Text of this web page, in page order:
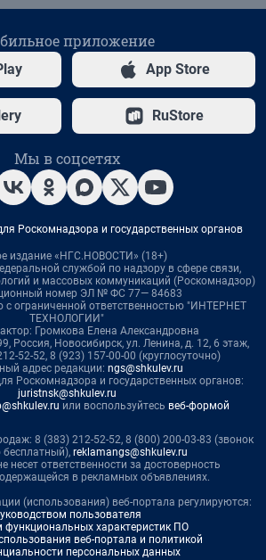
приложение
App Store
RuStore
Мы в соцсетях
Роскомнадзора и государственных органов
издание «НГС.НОВОСТИ» (18+)
службой по надзору в сфере связи,
и массовых коммуникаций (Роскомнадзор)
номер ЭЛ № ФС 77— 84683
с ограниченной ответственностью "ИНТЕРНЕТ
ТЕХНОЛОГИИ"
Громкова Елена Александровна
Россия, Новосибирск, ул. Ленина, д. 12, 6 этаж,
52-52, 8 (923) 157-00-00 (круглосуточно)
адрес редакции: ngs@shkulev.ru
Роскомнадзора и государственных органов:
juristnsk@shkulev.ru
или воспользуйтесь веб-формой
8 (383) 212-52-52, 8 (800) 200-03-83 (звонок
бесплатный), reklamangs@shkulev.ru
несет ответственности за достоверность
в рекламных объявлениях.
(использования) веб-портала регулируются:
пользователя
функциональных характеристик ПО
веб-портала и политикой
персональных данных